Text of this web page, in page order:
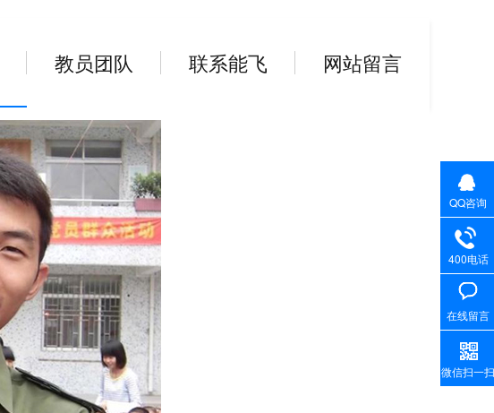
教员团队 联系能飞 网站留言
QQ咨询
400电话
在线留言
微信扫一扫